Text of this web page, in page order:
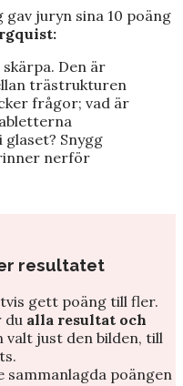
juryn sina 10 poäng
Den är
trästrukturen
frågor; vad är
Snygg
nerför
resultatet
gett poäng till fler.
du alla resultat och
just den bilden, till
sammanlagda poängen